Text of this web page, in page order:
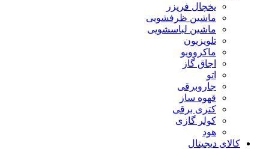
یخچال فریزر
ماشین ظرفشویی
ماشین لباسشویی
تلویزیون
ماکروویو
اجاق گاز
اتو
جاروبرقی
قهوه ساز
کتری برقی
کولر گازی
هود
کالای دیجیتال